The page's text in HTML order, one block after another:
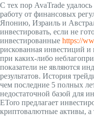
С тех пор AvaTrade
работу от финансовых
Японию, Израиль и
инвестировать, если не
инвестированные https://
рискованная инвестиций
при каких-либо
показатели не являются
результатов. История
чем последние 5 полных
недостаточной базой для
EToro предлагает
криптовалютные активы, а